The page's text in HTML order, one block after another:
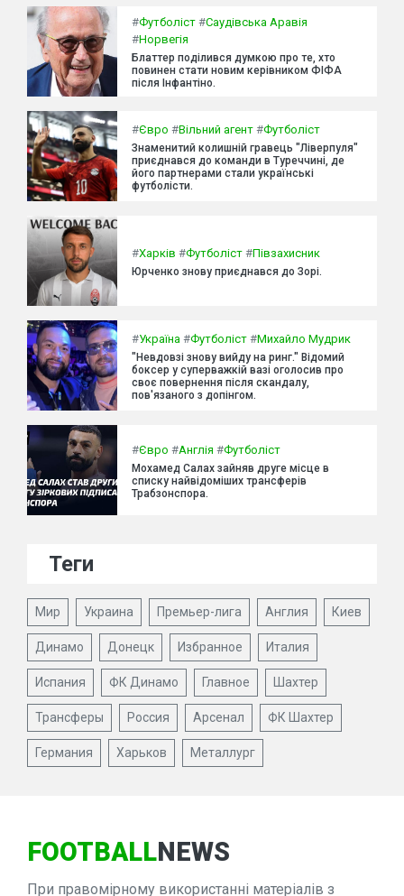
#Футболіст #Саудівська Аравія
#Норвегія
Блаттер поділився думкою про те, хто
повинен стати новим керівником ФІФА
після Інфантіно.
#Євро #Вільний агент #Футболіст
Знаменитий колишній гравець "Ліверпуля"
приєднався до команди в Туреччині, де
його партнерами стали українські
футболісти.
#Харків #Футболіст #Півзахисник
Юрченко знову приєднався до Зорі.
#Україна #Футболіст #Михайло Мудрик
"Невдовзі знову вийду на ринг." Відомий
боксер у суперважкій вазі оголосив про
своє повернення після скандалу,
пов'язаного з допінгом.
#Євро #Англія #Футболіст
Мохамед Салах зайняв друге місце в
списку найвідоміших трансферів
Трабзонспора.
Теги
Мир Украина Премьер-лига Англия Киев
Динамо Донецк Избранное Италия
Испания ФК Динамо Главное Шахтер
Трансферы Россия Арсенал ФК Шахтер
Германия Харьков Металлург
FOOTBALLNEWS
При правомірному використанні матеріалів з